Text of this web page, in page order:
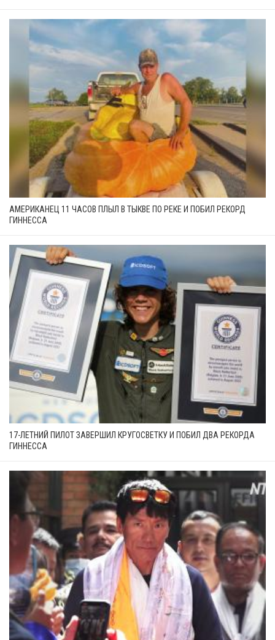
АМЕРИКАНЕЦ 11 ЧАСОВ ПЛЫЛ В ТЫКВЕ ПО РЕКЕ И ПОБИЛ РЕКОРД
ГИННЕССА
17-ЛЕТНИЙ ПИЛОТ ЗАВЕРШИЛ КРУГОСВЕТКУ И ПОБИЛ ДВА РЕКОРДА
ГИННЕССА